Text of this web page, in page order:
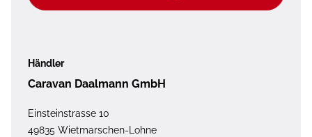
Händler
Caravan Daalmann GmbH
Einsteinstrasse 10
49835 Wietmarschen-Lohne